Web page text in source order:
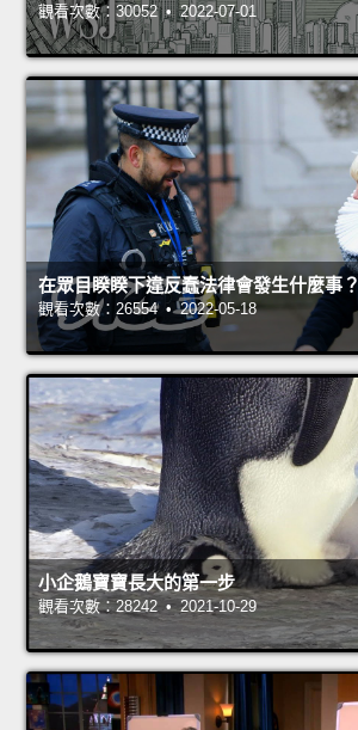
觀看次數：30052 • 2022-07-01
在眾目睽睽下違反蠢法律會發生什麼事？
觀看次數：26554 • 2022-05-18
小企鵝寶寶長大的第一步
觀看次數：28242 • 2021-10-29